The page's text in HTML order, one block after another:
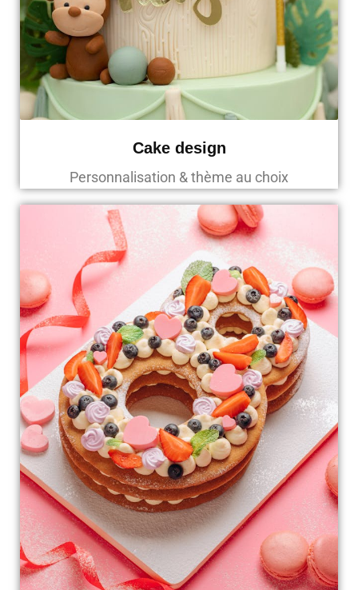
Cake design
Personnalisation & thème au choix